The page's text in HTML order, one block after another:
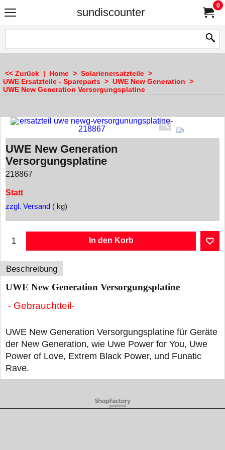
sundiscounter
0
<< Zurück | Home > Solarienersatzteile >
UWE Ersatzteile - Spareparts > UWE New Generation >
UWE New Generation Versorgungsplatine
UWE New Generation
Versorgungsplatine
218867
Statt
zzgl. Versand kg
In den Korb
Beschreibung
UWE New Generation Versorgungsplatine
- Gebrauchtteil-
UWE New Generation Versorgungsplatine für Geräte
der New Generation, wie Uwe Power for You, Uwe
Power of Love, Extrem Black Power, und Funatic
Rave.
WebShop erstellt mit ShopFactory Shop Software.